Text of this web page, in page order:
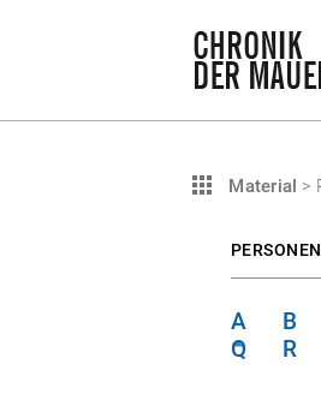
Material >
A B
Q
R